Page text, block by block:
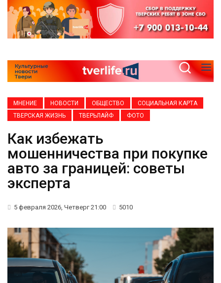
МНЕНИЕ НОВОСТИ ОБЩЕСТВО
СОЦИАЛЬНАЯ КАРТА
ТВЕРСКАЯ ЖИЗНЬ
ТВЕРЬЛАЙФ ФОТО
Как избежать
мошенничества при покупке
авто за границей: советы
эксперта
5 февраля 2026, Четверг 21:00 5010